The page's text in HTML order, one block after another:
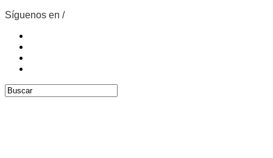
Síguenos en /